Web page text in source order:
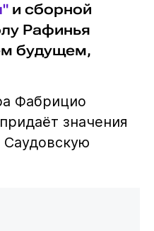
и сборной
Рафинья
будущем,
Фабрицио
значения